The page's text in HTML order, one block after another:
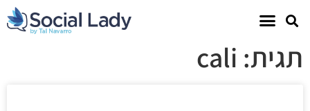
תגית: cali